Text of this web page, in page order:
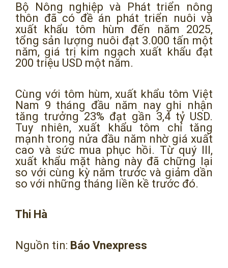
Bộ Nông nghiệp và Phát triển nông
thôn đã có đề án phát triển nuôi và
xuất khẩu tôm hùm đến năm 2025,
tổng sản lượng nuôi đạt 3.000 tấn một
năm, giá trị kim ngạch xuất khẩu đạt
200 triệu USD một năm.
Cùng với tôm hùm, xuất khẩu tôm Việt
Nam 9 tháng đầu năm nay ghi nhận
tăng trưởng 23% đạt gần 3,4 tỷ USD.
Tuy nhiên, xuất khẩu tôm chỉ tăng
mạnh trong nửa đầu năm nhờ giá xuất
cao và sức mua phục hồi. Từ quý III,
xuất khẩu mặt hàng này đã chững lại
so với cùng kỳ năm trước và giảm dần
so với những tháng liền kề trước đó.
Thi Hà
Nguồn tin: Báo Vnexpress